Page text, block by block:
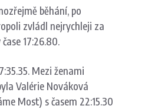
běhání, po
zvládl nejrychleji za
17:26.80.
Mezi ženami
Valérie Nováková
Most) s časem 22:15.30